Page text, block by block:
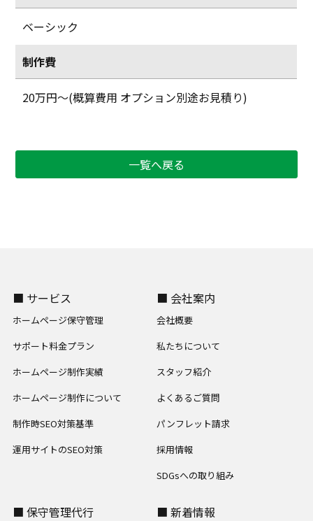
ベーシック
制作費
20万円〜(概算費用 オプション別途お見積り)
一覧へ戻る
■ サービス
ホームページ保守管理
サポート料金プラン
ホームページ制作実績
ホームページ制作について
制作時SEO対策基準
運用サイトのSEO対策
■ 会社案内
会社概要
私たちについて
スタッフ紹介
よくあるご質問
パンフレット請求
採用情報
SDGsへの取り組み
■ 保守管理代行 ■ 新着情報